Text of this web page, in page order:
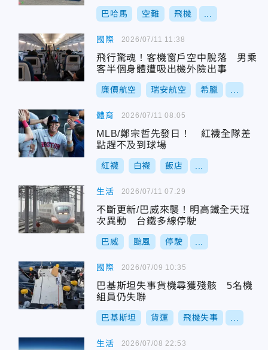
巴哈馬 空難 飛機
國際
飛行驚魂！客機窗戶空中脫落 男乘
客半個身體遭吸出機外險出事
廉價航空 瑞安航空 希臘
2026/07/11 11:38
體育
MLB/鄭宗哲先發日！ 紅襪全隊差
點趕不及到球場
紅襪 白襪 飯店
2026/07/11 08:05
生活
不斷更新/巴威來襲！明高鐵全天班
次異動 台鐵多線停駛
巴威 颱風 停駛
2026/07/11 07:29
國際
巴基斯坦失事貨機尋獲殘骸 5名機
組員仍失聯
巴基斯坦 貨運 飛機失事
2026/07/09 10:35
生活 2026/07/08 22:53